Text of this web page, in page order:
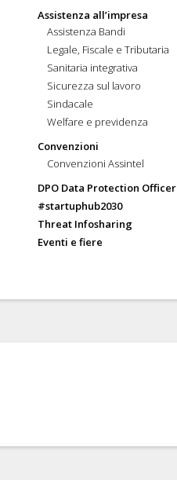
Assistenza all’impresa
Assistenza Bandi
Legale, Fiscale e Tributaria
Sanitaria integrativa
Sicurezza sul lavoro
Sindacale
Welfare e previdenza
Convenzioni
Convenzioni Assintel
DPO Data Protection Officer
#startuphub2030
Threat Infosharing
Eventi e fiere